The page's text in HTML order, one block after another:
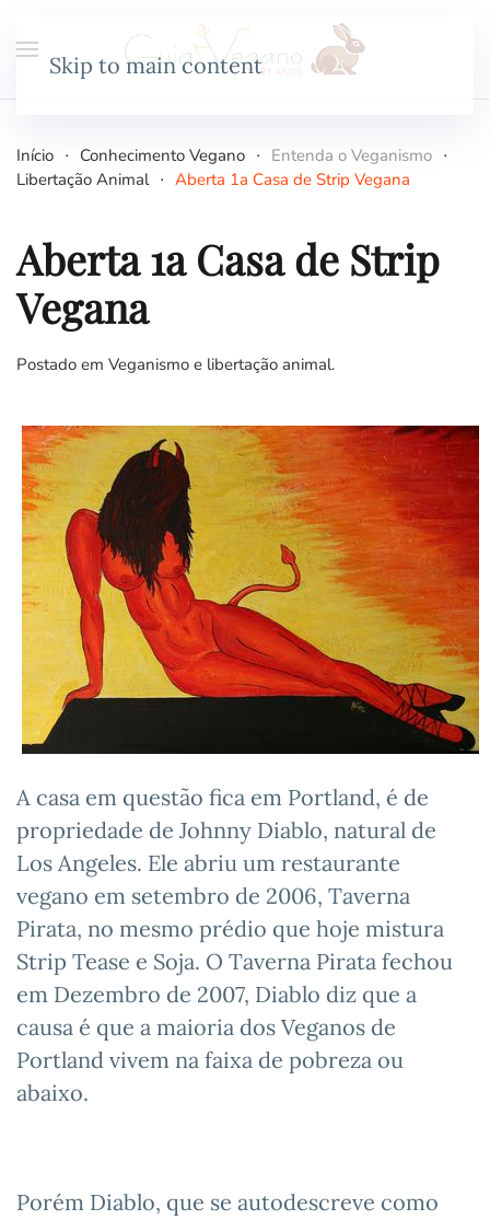
Skip to main content
Início Conhecimento Vegano
Entenda o Veganismo
Libertação Animal
Aberta 1a Casa de Strip Vegana
Aberta 1a Casa de Strip
Vegana
Postado em Veganismo e libertação animal.
A casa em questão fica em Portland, é de
propriedade de Johnny Diablo, natural de
Los Angeles. Ele abriu um restaurante
vegano em setembro de 2006, Taverna
Pirata, no mesmo prédio que hoje mistura
Strip Tease e Soja. O Taverna Pirata fechou
em Dezembro de 2007, Diablo diz que a
causa é que a maioria dos Veganos de
Portland vivem na faixa de pobreza ou
abaixo.
Porém Diablo, que se autodescreve como